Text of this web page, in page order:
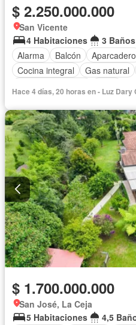
$ 2.250.000.000
San Vicente
4 Habitaciones
3 Baños
Alarma
Balcón Aparcadero
Cocina integral
Gas natural
Hace 4 días, 20 horas en - Luz Dary
$ 1.700.000.000
San José, La Ceja
5 Habitaciones
4,5